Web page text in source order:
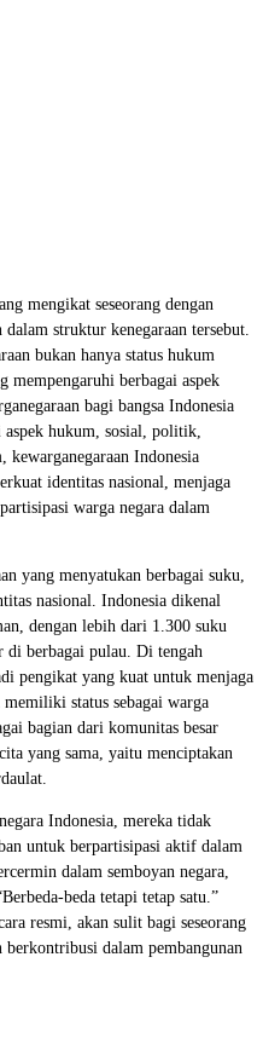
mengikat seseorang dengan
struktur kenegaraan tersebut.
bukan hanya status hukum
mempengaruhi berbagai aspek
bagi bangsa Indonesia
hukum, sosial, politik,
kewarganegaraan Indonesia
identitas nasional, menjaga
warga negara dalam
yang menyatukan berbagai suku,
nasional. Indonesia dikenal
dengan lebih dari 1.300 suku
di berbagai pulau. Di tengah
pengikat yang kuat untuk menjaga
memiliki status sebagai warga
bagian dari komunitas besar
yang sama, yaitu menciptakan
Indonesia, mereka tidak
untuk berpartisipasi aktif dalam
dalam semboyan negara,
beda tetapi tetap satu.”
resmi, akan sulit bagi seseorang
berkontribusi dalam pembangunan